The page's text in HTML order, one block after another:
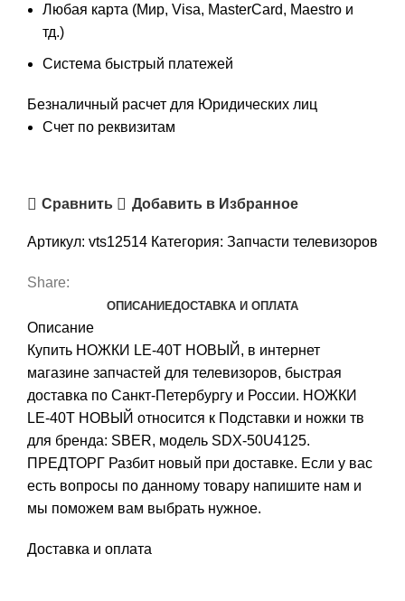
Любая карта (Мир, Visa, MasterCard, Maestro и
тд.)
Система быстрый платежей
Безналичный расчет для Юридических лиц
Счет по реквизитам
Сравнить Добавить в Избранное
Артикул: vts12514 Категория: Запчасти телевизоров
Share:
ОПИСАНИЕДОСТАВКА И ОПЛАТА
Описание
Купить НОЖКИ LE-40T НОВЫЙ, в интернет
магазине запчастей для телевизоров, быстрая
доставка по Санкт-Петербургу и России. НОЖКИ
LE-40T НОВЫЙ относится к Подставки и ножки тв
для бренда: SBER, модель SDX-50U4125.
ПРЕДТОРГ Разбит новый при доставке. Если у вас
есть вопросы по данному товару напишите нам и
мы поможем вам выбрать нужное.
Доставка и оплата